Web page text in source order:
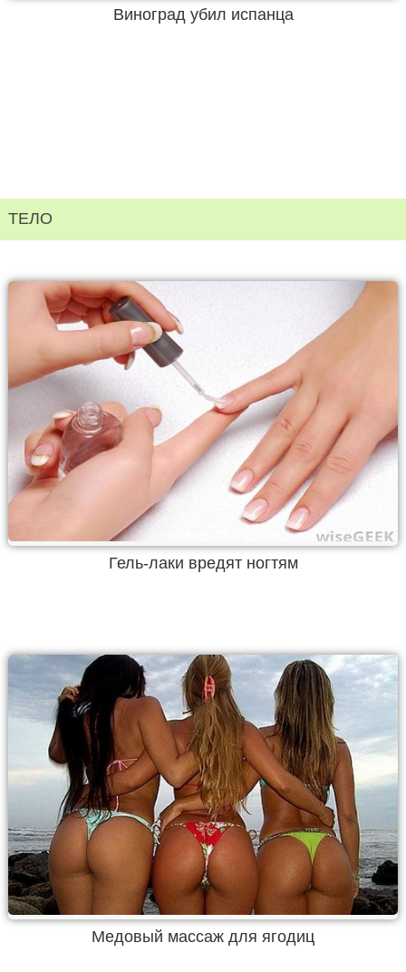
Виноград убил испанца
ТЕЛО
Гель-лаки вредят ногтям
Медовый массаж для ягодиц